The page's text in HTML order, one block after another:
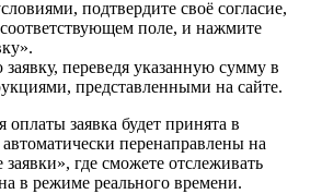
подтвердите своё согласие,
поле, и нажмите
переведя указанную сумму в
представленными на сайте.
заявка будет принята в
перенаправлены на
где сможете отслеживать
в режиме реального времени.